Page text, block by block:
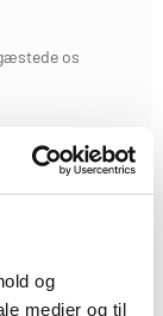
og
medier og til
os